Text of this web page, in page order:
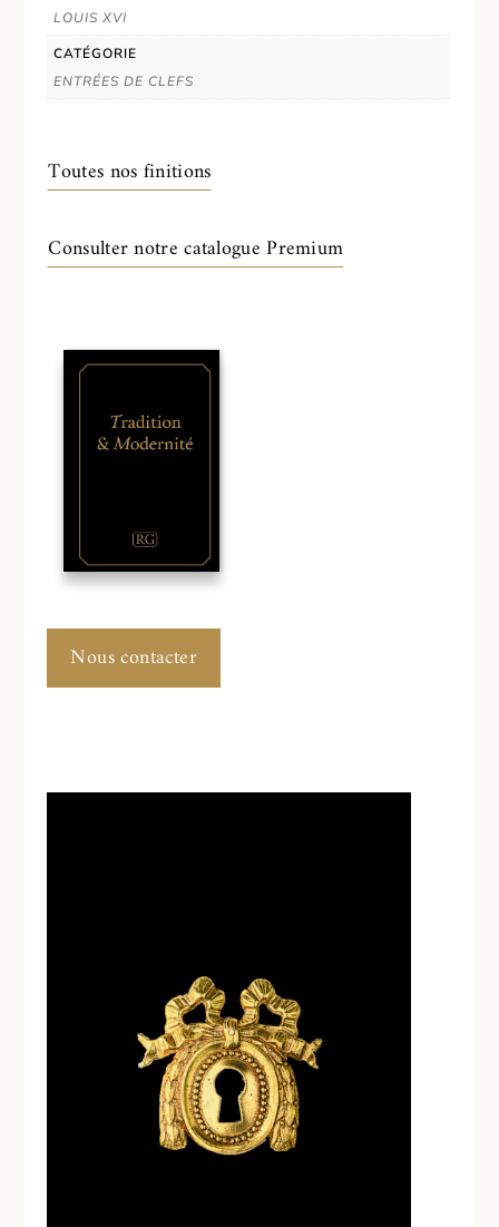
LOUIS XVI
CATÉGORIE
ENTRÉES DE CLEFS
Toutes nos finitions
Consulter notre catalogue Premium
Nous contacter